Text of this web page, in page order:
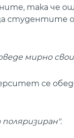
така че
мирно
се